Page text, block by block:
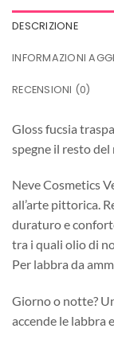
DESCRIZIONE
INFORMAZIONI
RECENSIONI (0)
Gloss fucsia
spegne il resto del
Neve Cosmetics
all’arte pittorica.
duraturo e
tra i quali olio di
Per labbra da
Giorno o notte?
accende le labbra